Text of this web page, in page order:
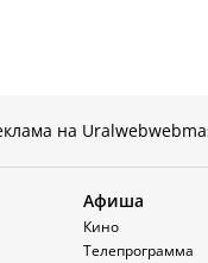
на Uralweb
Афиша
Кино
Телепрограмма